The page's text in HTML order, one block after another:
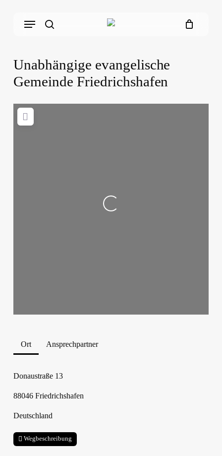
Menu
Unabhängige evangelische
Gemeinde Friedrichshafen
Loading...
Ort Ansprechpartner
Donaustraße 13
88046 Friedrichshafen
Deutschland
Wegbeschreibung